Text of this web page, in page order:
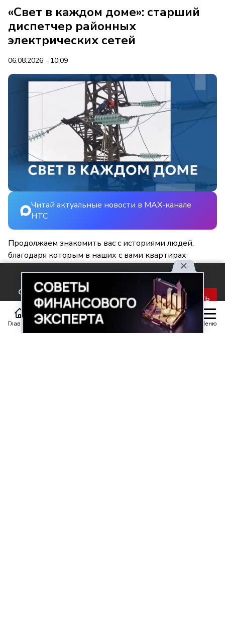
Главная Статьи Передачи Меню
«Свет в каждом доме»: старший
диспетчер районных
электрических сетей
06.08.2026 - 10:09
Читай актуальные новости в MAX-канале
НТС
Продолжаем знакомить вас с историями людей,
благодаря которым в наших с вами квартирах
соглашаетесь с правилами
обработки персональных
данных.
Принять